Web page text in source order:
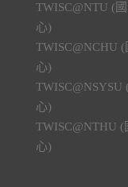
TWISC@NTU (
心)
TWISC@NCHU
心)
心)
TWISC@NTHU
心)